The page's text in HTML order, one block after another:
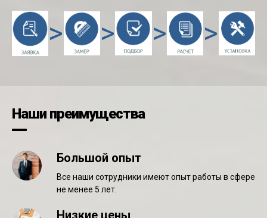
> > > >
Наши преимущества
Большой опыт
Все наши сотрудники имеют опыт работы в сфере
не менее 5 лет.